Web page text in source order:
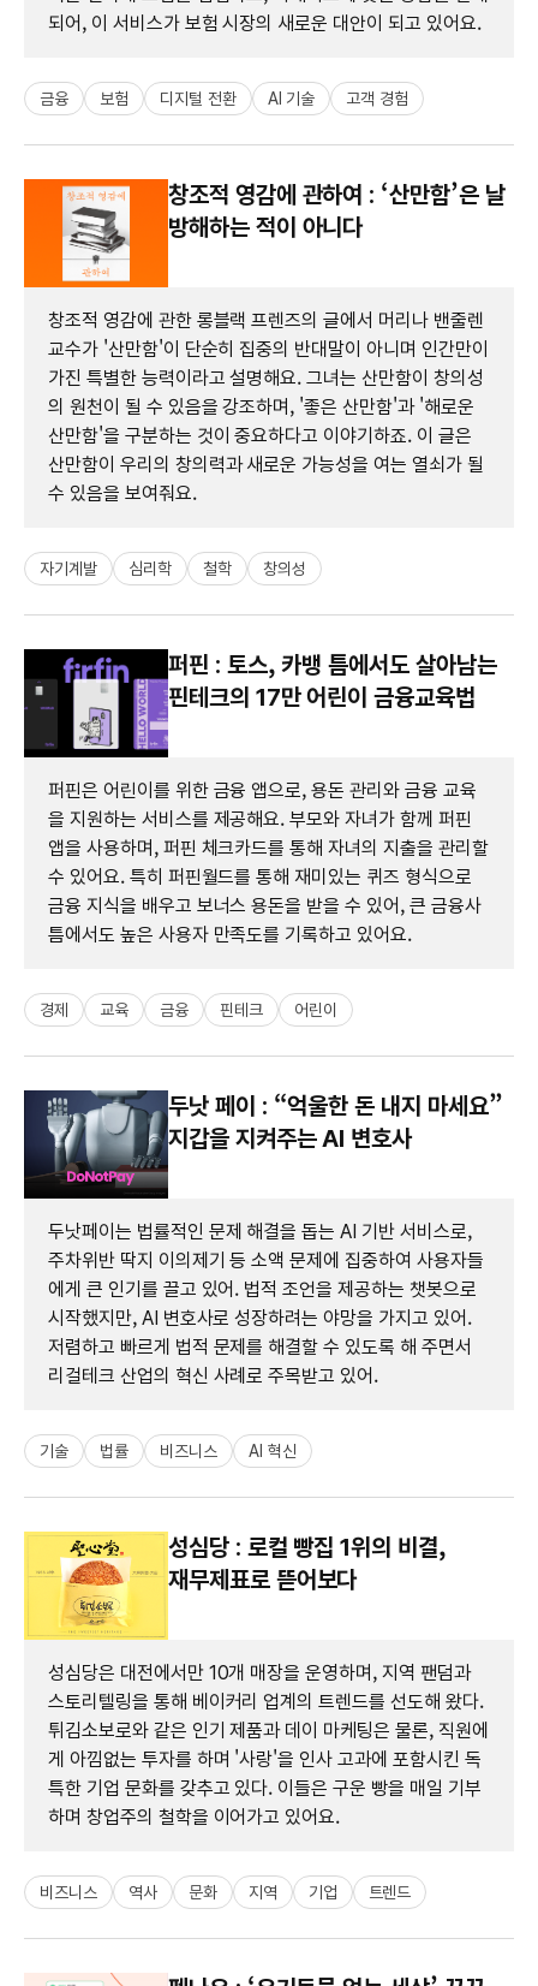
되어, 이 서비스가 보험 시장의 새로운 대안이 되고 있어요.
금융 보험 디지털 전환 AI 기술 고객 경험
창조적 영감에 관하여 : ‘산만함’은 날
방해하는 적이 아니다
창조적 영감에 관한 롱블랙 프렌즈의 글에서 머리나 밴줄렌
교수가 '산만함'이 단순히 집중의 반대말이 아니며 인간만이
가진 특별한 능력이라고 설명해요. 그녀는 산만함이 창의성
의 원천이 될 수 있음을 강조하며, '좋은 산만함'과 '해로운
산만함'을 구분하는 것이 중요하다고 이야기하죠. 이 글은
산만함이 우리의 창의력과 새로운 가능성을 여는 열쇠가 될
수 있음을 보여줘요.
자기계발 심리학 철학 창의성
퍼핀 : 토스, 카뱅 틈에서도 살아남는
핀테크의 17만 어린이 금융교육법
퍼핀은 어린이를 위한 금융 앱으로, 용돈 관리와 금융 교육
을 지원하는 서비스를 제공해요. 부모와 자녀가 함께 퍼핀
앱을 사용하며, 퍼핀 체크카드를 통해 자녀의 지출을 관리할
수 있어요. 특히 퍼핀월드를 통해 재미있는 퀴즈 형식으로
금융 지식을 배우고 보너스 용돈을 받을 수 있어, 큰 금융사
틈에서도 높은 사용자 만족도를 기록하고 있어요.
경제 교육 금융 핀테크 어린이
두낫 페이 : “억울한 돈 내지 마세요”
지갑을 지켜주는 AI 변호사
두낫페이는 법률적인 문제 해결을 돕는 AI 기반 서비스로,
주차위반 딱지 이의제기 등 소액 문제에 집중하여 사용자들
에게 큰 인기를 끌고 있어. 법적 조언을 제공하는 챗봇으로
시작했지만, AI 변호사로 성장하려는 야망을 가지고 있어.
저렴하고 빠르게 법적 문제를 해결할 수 있도록 해 주면서
리걸테크 산업의 혁신 사례로 주목받고 있어.
기술 법률 비즈니스 AI 혁신
성심당 : 로컬 빵집 1위의 비결,
재무제표로 뜯어보다
성심당은 대전에서만 10개 매장을 운영하며, 지역 팬덤과
스토리텔링을 통해 베이커리 업계의 트렌드를 선도해 왔다.
튀김소보로와 같은 인기 제품과 데이 마케팅은 물론, 직원에
게 아낌없는 투자를 하며 '사랑'을 인사 고과에 포함시킨 독
특한 기업 문화를 갖추고 있다. 이들은 구운 빵을 매일 기부
하며 창업주의 철학을 이어가고 있어요.
비즈니스 역사 문화 지역 기업 트렌드